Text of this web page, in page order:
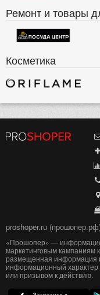
Ремонт и товары
Косметика
proshoper.ru
«Прошопер» —
маркетинговым кампаниям
размещенная информация
информационный характер
или призывом к действию.